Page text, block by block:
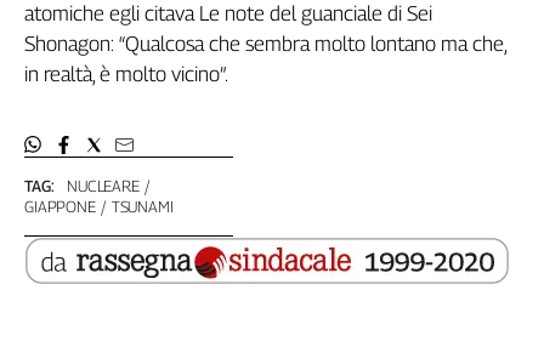
TAG:
NUCLEARE
GIAPPONE
TSUNAMI
atomiche egli citava Le note del guanciale di Sei
Shonagon: “Qualcosa che sembra molto lontano ma che,
in realtà, è molto vicino”.